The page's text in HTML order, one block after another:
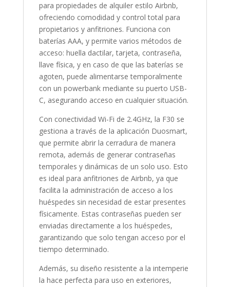
para propiedades de alquiler estilo Airbnb,
ofreciendo comodidad y control total para
propietarios y anfitriones. Funciona con
baterías AAA, y permite varios métodos de
acceso: huella dactilar, tarjeta, contraseña,
llave física, y en caso de que las baterías se
agoten, puede alimentarse temporalmente
con un powerbank mediante su puerto USB-
C, asegurando acceso en cualquier situación.
Con conectividad Wi-Fi de 2.4GHz, la F30 se
gestiona a través de la aplicación Duosmart,
que permite abrir la cerradura de manera
remota, además de generar contraseñas
temporales y dinámicas de un solo uso. Esto
es ideal para anfitriones de Airbnb, ya que
facilita la administración de acceso a los
huéspedes sin necesidad de estar presentes
físicamente. Estas contraseñas pueden ser
enviadas directamente a los huéspedes,
garantizando que solo tengan acceso por el
tiempo determinado.
Además, su diseño resistente a la intemperie
la hace perfecta para uso en exteriores,